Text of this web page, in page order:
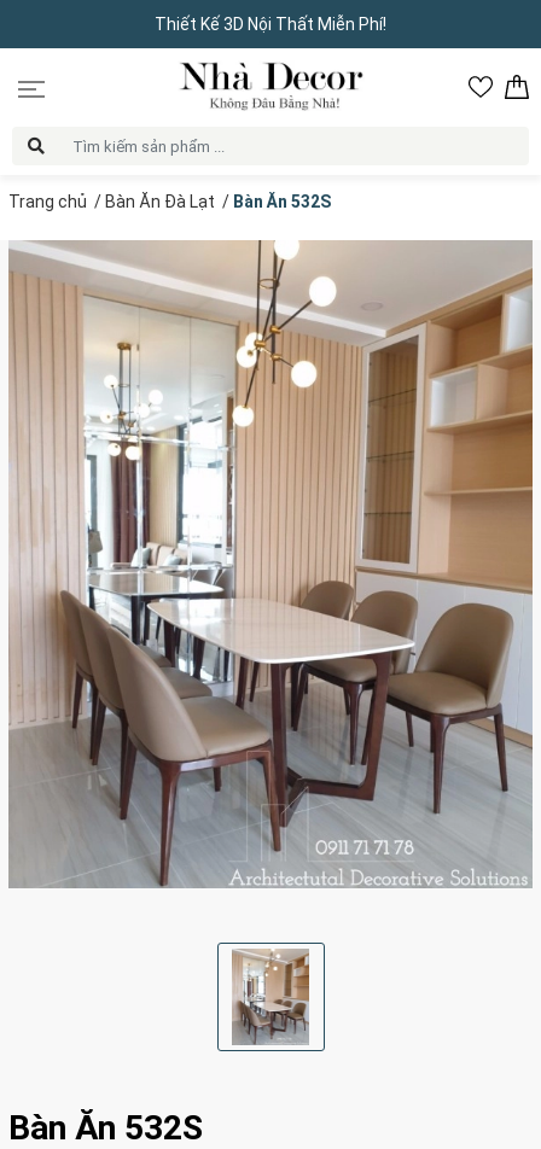
Thiết Kế 3D Nội Thất Miễn Phí!
Trang chủ / Bàn Ăn Đà Lạt / Bàn Ăn 532S
Bàn Ăn 532S